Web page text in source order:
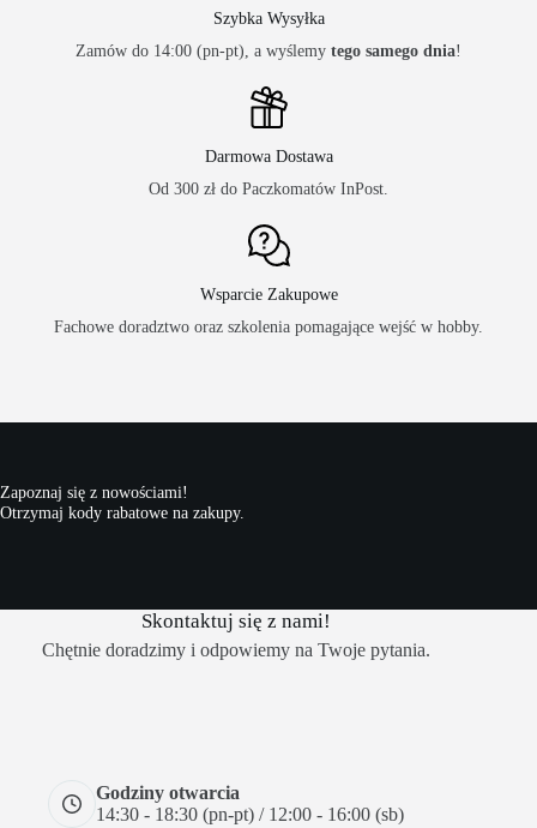
Szybka Wysyłka
Zamów do 14:00 (pn-pt), a wyślemy tego samego dnia!
Darmowa Dostawa
Od 300 zł do Paczkomatów InPost.
Wsparcie Zakupowe
Fachowe doradztwo oraz szkolenia pomagające wejść w hobby.
Zapoznaj się z nowościami!
Otrzymaj kody rabatowe na zakupy.
Skontaktuj się z nami!
Chętnie doradzimy i odpowiemy na Twoje pytania.
Godziny otwarcia
14:30 - 18:30 (pn-pt) / 12:00 - 16:00 (sb)